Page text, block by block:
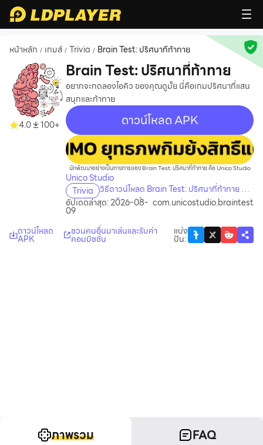
หน้าหลัก / เกมส์ / Trivia / Brain Test: ปริศนาที่ท้าทาย
4.0 100+
Brain Test: ปริศนาที่ท้าทาย
อยากจะทดลองไอคิว ของคุณดูมั้ย นี่คือเกมปริศนาที่แสน
สนุกและท้าทาย
ดาวน์โหลด APK
recommend
นักพัฒนาอย่างเป็นทางการของ Brain Test: ปริศนาที่ท้าทาย คือ Unico Studio
Unico Studio
Trivia วิธีดาวน์โหลด Brain Test: ปริศนาที่ท้าทาย บน
คอมพิวเตอร์
อัปเดตล่าสุด: 2026-08-
09
com.unicostudio.braintest
ดาวน์โหลด
APK
ชวนคนอื่นมาเล่นและรับค่า
คอมมิชชั่น
แบ่ง
ปัน:
ภาพรวม FAQ